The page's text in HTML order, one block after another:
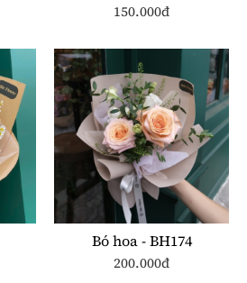
150.000đ
Bó hoa - BH174
200.000đ